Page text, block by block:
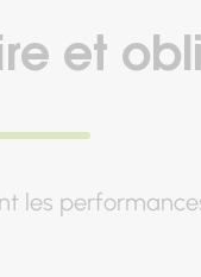
et
les